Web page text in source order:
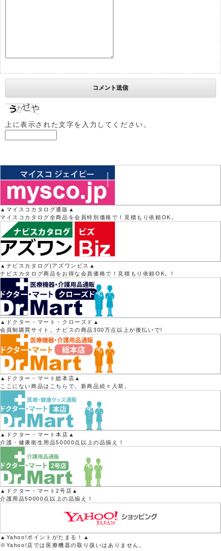
上に表示された文字を入力してください。
▲マイスコカタログ通販▲
マイスコカタログ全商品を会員特別価格で！見積もり依頼OK。
▲ナビスカタログ|アズワンビス▲
ナビスカタログ商品をお得な会員価格で！見積もり依頼OK。!
▲ドクター・マート・クローズド▲
会員制購買サイト。ナビスの商品300万点以上が後払いで!
▲ドクター・マート総本店▲
ここにない商品はこちらで。新商品続々入荷。
▲ドクター・マート本店▲
介護・健康衛生用品50000点以上の品揃え！
▲ドクター・マート2号店▲
介護用品50000点以上の品揃え！
▲Yahoo!ポイントがたまる！▲
※Yahoo!店では医療機器の取り扱いはありません。